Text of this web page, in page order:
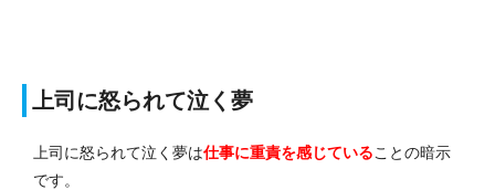
上司に怒られて泣く夢
上司に怒られて泣く夢は仕事に重責を感じていることの暗示
です。